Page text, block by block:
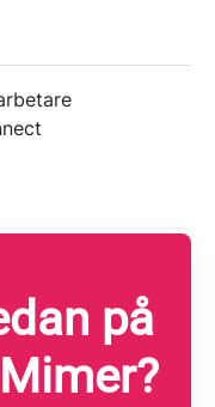
på